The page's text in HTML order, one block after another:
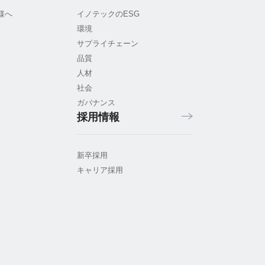
へ
イノテックのESG
環境
サプライチェーン
品質
人材
社会
ガバナンス
採用情報
新卒採用
キャリア採用